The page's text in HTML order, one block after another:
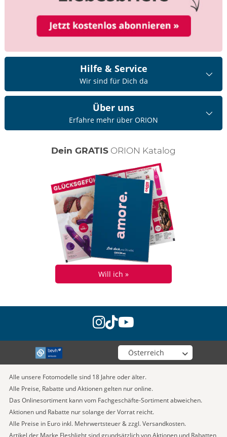
Hilfe & Service
Wir sind für Dich da
Über uns
Erfahre mehr über ORION
Dein GRATIS ORION Katalog
Will ich »
instagram
tiktok
youtube
Wähle deinen Shop
Alle unsere Fotomodelle sind 18 Jahre oder älter.
Alle Preise, Rabatte und Aktionen gelten nur online.
Das Onlinesortiment kann vom Fachgeschäfte-Sortiment abweichen.
Aktionen und Rabatte nur solange der Vorrat reicht.
Alle Preise in Euro inkl. Mehrwertsteuer & zzgl. Versandkosten.
Artikel der Marke Fleshlight sind grundsätzlich von Aktionen und Rabatten